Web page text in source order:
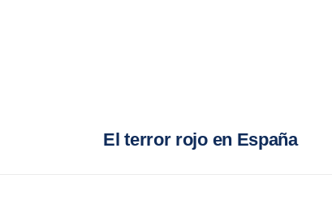
El terror rojo en España